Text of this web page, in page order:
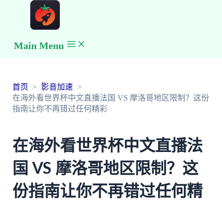
Main Menu
首页
影音加速
在海外看世界杯中文直播法国 VS 摩洛哥地区限制？这份
指南让你不再错过任何精彩
在海外看世界杯中文直播法
国 VS 摩洛哥地区限制？这
份指南让你不再错过任何精